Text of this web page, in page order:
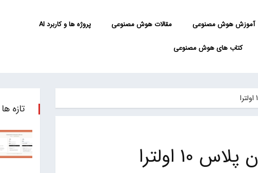
آموزش هوش مصنوعی مقالات هوش مصنوعی پروژه ها و کاربرد AI
کتاب های هوش مصنوعی
اولترا
تازه ها